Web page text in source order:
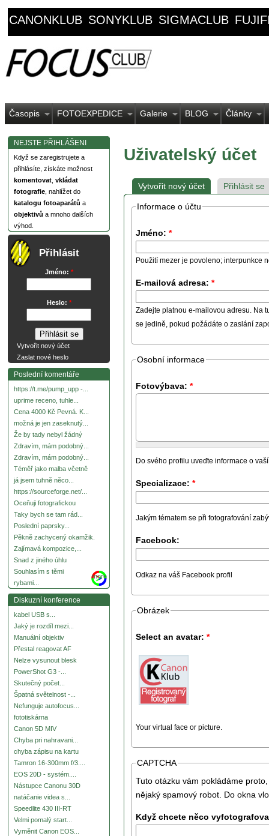
CANONKLUB SONYKLUB SIGMACLUB
Časopis FOTOEXPEDICE Galerie BLOG Články
NEJSTE PŘIHLÁŠENI
Když se zaregistrujete a
přihlásíte, získáte možnost
komentovat vkládat
fotografie , nahlížet do
katalogu fotoaparátů a
objektivů a mnoho dalších
výhod.
Přihlásit
Jméno: *
Heslo: *
Vytvořit nový účet
Zaslat nové heslo
Poslední komentáře
https://t.me/pump_upp -...
uprime receno, tuhle...
Cena 4000 Kč Pevná. K...
možná je jen zaseknutý...
Že by tady nebyl žádný
Zdravím, mám podobný...
Zdravím, mám podobný...
Téměř jako malba včetně
já jsem tuhně něco...
https://sourceforge.net/...
Oceňuji fotografickou
Taky bych se tam rád...
Poslední paprsky...
Pěkně zachycený okamžik.
Zajímavá kompozice,...
Snad z jiného úhlu
Souhlasím s těmi
rybami...
more
Diskuzní konference
kabel USB s...
Jaký je rozdíl mezi...
Manuální objektiv
Přestal reagovat AF
Nelze vysunout blesk
PowerShot G3 -...
Skutečný počet...
Špatná světelnost -...
Nefunguje autofocus...
fototiskárna
Canon 5D MIV
Chyba pri nahravani...
chyba zápisu na kartu
Tamron 16-300mm f/3....
EOS 20D - systém....
Nástupce Canonu 30D
natáčanie videa s...
Speedlite 430 III-RT
Velmi pomalý start...
Vyměnit Canon EOS...
Uživatelský účet
Vytvořit nový účet Přihlásit se
Informace o účtu
Jméno: *
Použití mezer je povoleno; interpunkce
E-mailová adresa: *
Zadejte platnou e-mailovou adresu. Na
se jedině, pokud požádáte o zaslání
Osobní informace
Fotovýbava: *
Do svého profilu uveďte informace o
Specializace: *
Jakým tématem se při fotografování
Facebook:
Odkaz na váš Facebook profil
Obrázek
Select an avatar: *
Your virtual face or picture.
CAPTCHA
Tuto otázku vám pokládáme
nějaký spamový robot. Do okna
Když chcete něco